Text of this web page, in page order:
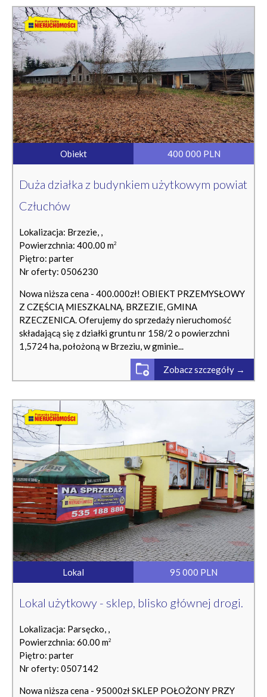
Obiekt 400 000 PLN
Duża działka z budynkiem użytkowym powiat
Człuchów
Lokalizacja: Brzezie, ,
Powierzchnia: 400.00 m2
Piętro: parter
Nr oferty: 0506230
Nowa niższa cena - 400.000zł! OBIEKT PRZEMYSŁOWY
Z CZĘŚCIĄ MIESZKALNĄ. BRZEZIE, GMINA
RZECZENICA. Oferujemy do sprzedaży nieruchomość
składającą się z działki gruntu nr 158/2 o powierzchni
1,5724 ha, położoną w Brzeziu, w gminie...
Zobacz szczegóły →
Lokal 95 000 PLN
Lokal użytkowy - sklep, blisko głównej drogi.
Lokalizacja: Parsęcko, ,
Powierzchnia: 60.00 m2
Piętro: parter
Nr oferty: 0507142
Nowa niższa cena - 95000zł SKLEP POŁOŻONY PRZY